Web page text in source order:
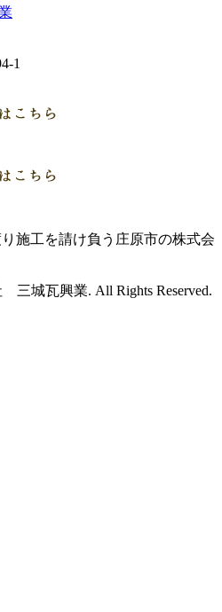
1
施工を請け負う庄原市の株式会
三城瓦興業. All Rights Reserved.